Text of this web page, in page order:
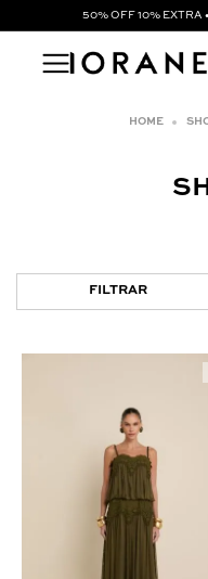
50% OFF 10% EXTRA
FILTRAR